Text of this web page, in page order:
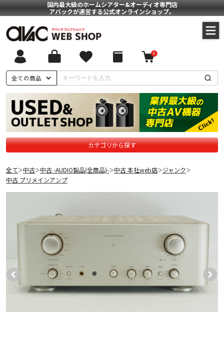
国内最大級のホームシアター&オーディオ専門店
アバックが運営する公式オンラインショップ。
全ての商品
0
カテゴリから探す
全て＞中古＞中古 -AUDIO製品(全商品)-＞中古 本社web店＞ジャンク＞
中古 プリメインアンプ